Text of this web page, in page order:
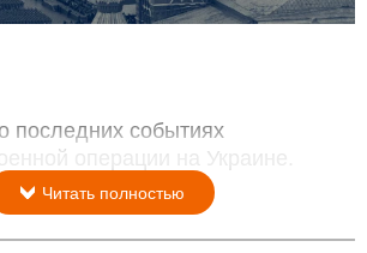
последних событиях
операции на Украине.
Читать полностью